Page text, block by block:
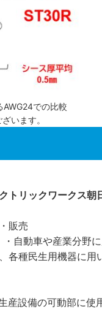
での比較
います。
トリックワークス朝
販売
・自動車や産業分野
各種民生用機器に用
産設備の可動部に使